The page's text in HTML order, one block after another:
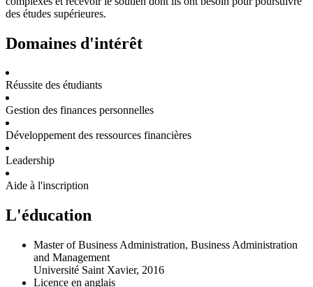
des études supérieures.
Domaines d'intérêt
Réussite des étudiants
Gestion des finances personnelles
Développement des ressources financières
Leadership
Aide à l'inscription
L'éducation
Master of Business Administration, Business Administration
and Management
Université Saint Xavier, 2016
Licence en anglais